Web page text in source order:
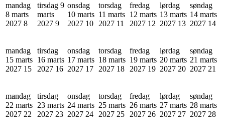
mandag
8 marts
2027 8
tirsdag 9
marts
2027 9
onsdag
10 marts
2027 10
torsdag
11 marts
2027 11
fredag
12 marts
2027 12
lørdag
13 marts
2027 13
søndag
14 marts
2027 14
mandag
15 marts
2027 15
tirsdag
16 marts
2027 16
onsdag
17 marts
2027 17
torsdag
18 marts
2027 18
fredag
19 marts
2027 19
lørdag
20 marts
2027 20
søndag
21 marts
2027 21
mandag
22 marts
2027 22
tirsdag
23 marts
2027 23
onsdag
24 marts
2027 24
torsdag
25 marts
2027 25
fredag
26 marts
2027 26
lørdag
27 marts
2027 27
søndag
28 marts
2027 28